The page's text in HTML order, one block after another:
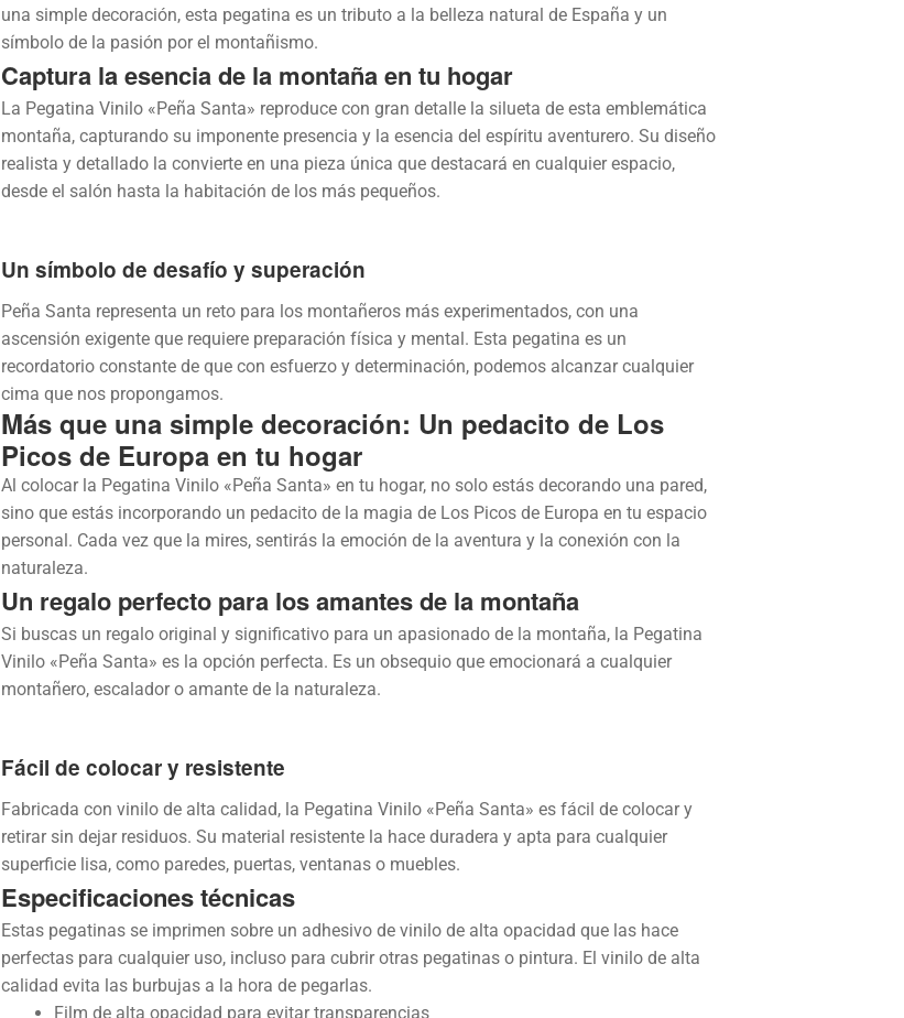
una simple decoración, esta pegatina es un tributo a la belleza natural de España y un
símbolo de la pasión por el montañismo.
Captura la esencia de la montaña en tu hogar
La Pegatina Vinilo «Peña Santa» reproduce con gran detalle la silueta de esta emblemática
montaña, capturando su imponente presencia y la esencia del espíritu aventurero. Su diseño
realista y detallado la convierte en una pieza única que destacará en cualquier espacio,
desde el salón hasta la habitación de los más pequeños.
Un símbolo de desafío y superación
Peña Santa representa un reto para los montañeros más experimentados, con una
ascensión exigente que requiere preparación física y mental. Esta pegatina es un
recordatorio constante de que con esfuerzo y determinación, podemos alcanzar cualquier
cima que nos propongamos.
Más que una simple decoración: Un pedacito de Los
Picos de Europa en tu hogar
Al colocar la Pegatina Vinilo «Peña Santa» en tu hogar, no solo estás decorando una pared,
sino que estás incorporando un pedacito de la magia de Los Picos de Europa en tu espacio
personal. Cada vez que la mires, sentirás la emoción de la aventura y la conexión con la
naturaleza.
Un regalo perfecto para los amantes de la montaña
Si buscas un regalo original y significativo para un apasionado de la montaña, la Pegatina
Vinilo «Peña Santa» es la opción perfecta. Es un obsequio que emocionará a cualquier
montañero, escalador o amante de la naturaleza.
Fácil de colocar y resistente
Fabricada con vinilo de alta calidad, la Pegatina Vinilo «Peña Santa» es fácil de colocar y
retirar sin dejar residuos. Su material resistente la hace duradera y apta para cualquier
superficie lisa, como paredes, puertas, ventanas o muebles.
Especificaciones técnicas
Estas pegatinas se imprimen sobre un adhesivo de vinilo de alta opacidad que las hace
perfectas para cualquier uso, incluso para cubrir otras pegatinas o pintura. El vinilo de alta
calidad evita las burbujas a la hora de pegarlas.
Film de alta opacidad para evitar transparencias